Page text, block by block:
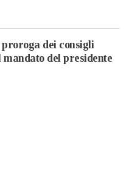
dei consigli
del presidente